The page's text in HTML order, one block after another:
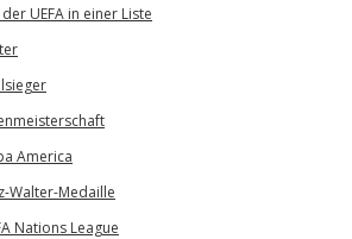
UEFA in einer Liste
America
Walter-Medaille
Nations League